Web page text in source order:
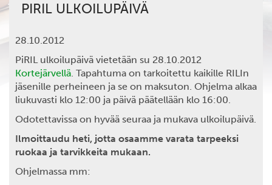
PIRIL ULKOILUPÄIVÄ
28.10.2012
PiRIL ulkoilupäivä vietetään su 28.10.2012
Kortejärvellä. Tapahtuma on tarkoitettu kaikille RILIn
jäsenille perheineen ja se on maksuton. Ohjelma alkaa
liukuvasti klo 12:00 ja päivä päätellään klo 16:00.
Odotettavissa on hyvää seuraa ja mukava ulkoilupäivä.
Ilmoittaudu heti, jotta osaamme varata tarpeeksi
ruokaa ja tarvikkeita mukaan.
Ohjelmassa mm: